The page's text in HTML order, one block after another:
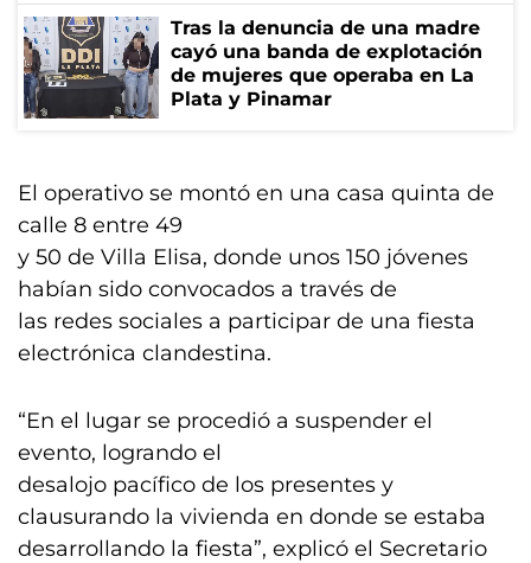
Tras la denuncia de una madre
cayó una banda de explotación
de mujeres que operaba en La
Plata y Pinamar
El operativo se montó en una casa quinta de
calle 8 entre 49
y 50 de Villa Elisa, donde unos 150 jóvenes
habían sido convocados a través de
las redes sociales a participar de una fiesta
electrónica clandestina.
“En el lugar se procedió a suspender el
evento, logrando el
desalojo pacífico de los presentes y
clausurando la vivienda en donde se estaba
desarrollando la fiesta”, explicó el Secretario